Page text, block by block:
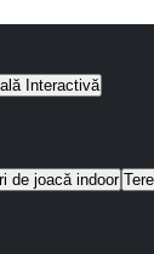
Interactivă
de joacă indoor